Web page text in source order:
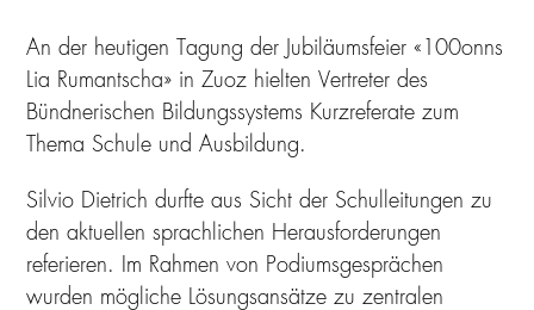
An der heutigen Tagung der Jubiläumsfeier «100onns
Lia Rumantscha» in Zuoz hielten Vertreter des
Bündnerischen Bildungssystems Kurzreferate zum
Thema Schule und Ausbildung.
Silvio Dietrich durfte aus Sicht der Schulleitungen zu
den aktuellen sprachlichen Herausforderungen
referieren. Im Rahmen von Podiumsgesprächen
wurden mögliche Lösungsansätze zu zentralen